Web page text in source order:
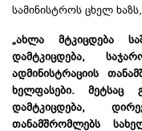
სამინისტროს ცხელ ხაზს,
„ახლამტკიცდება
დამტკიცდება,
ადმინისტრაციის
ხელფასები.მეტსაც
დამტკიცდება,
თანამშრომლებს